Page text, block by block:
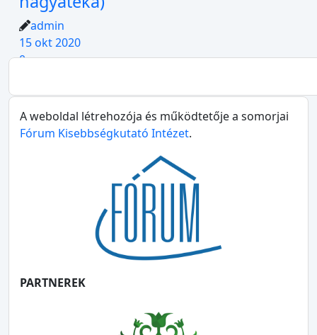
admin
15 okt 2020
0
A weboldal létrehozója és működtetője a somorjai
Fórum Kisebbségkutató Intézet.
PARTNEREK